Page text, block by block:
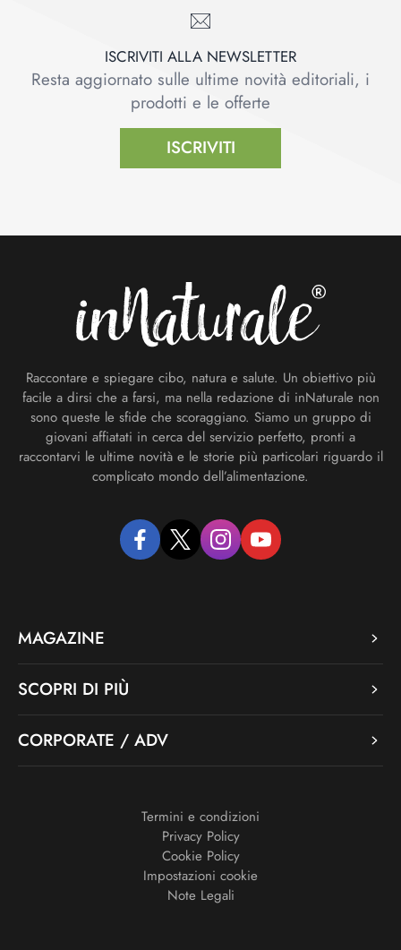
ISCRIVITI ALLA NEWSLETTER
Resta aggiornato sulle ultime novità editoriali, i
prodotti e le offerte
ISCRIVITI
Raccontare e spiegare cibo, natura e salute. Un obiettivo più
facile a dirsi che a farsi, ma nella redazione di inNaturale non
sono queste le sfide che scoraggiano. Siamo un gruppo di
giovani affiatati in cerca del servizio perfetto, pronti a
raccontarvi le ultime novità e le storie più particolari riguardo il
complicato mondo dell’alimentazione.
facebooktwitter instagramyoutube
MAGAZINE
SCOPRI DI PIÙ
CORPORATE / ADV
Termini e condizioni
Privacy Policy
Cookie Policy
Impostazioni cookie
Note Legali